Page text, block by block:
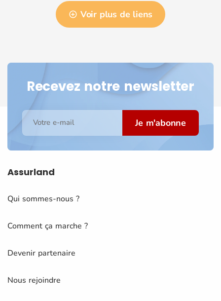
Voir plus de liens
Recevez notre newsletter
Votre e-mail Je m'abonne
Assurland
Qui sommes-nous ?
Comment ça marche ?
Devenir partenaire
Nous rejoindre